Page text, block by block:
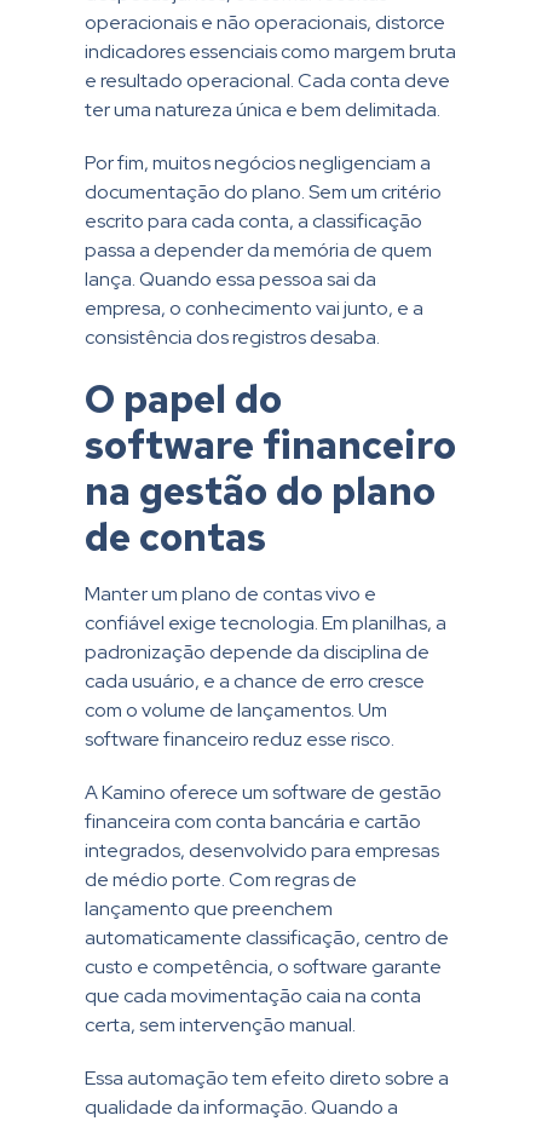
operacionais e não operacionais, distorce
indicadores essenciais como margem bruta
e resultado operacional. Cada conta deve
ter uma natureza única e bem delimitada.
Por fim, muitos negócios negligenciam a
documentação do plano. Sem um critério
escrito para cada conta, a classificação
passa a depender da memória de quem
lança. Quando essa pessoa sai da
empresa, o conhecimento vai junto, e a
consistência dos registros desaba.
O papel do
software financeiro
na gestão do plano
de contas
Manter um plano de contas vivo e
confiável exige tecnologia. Em planilhas, a
padronização depende da disciplina de
cada usuário, e a chance de erro cresce
com o volume de lançamentos. Um
software financeiro reduz esse risco.
A Kamino oferece um software de gestão
financeira com conta bancária e cartão
integrados, desenvolvido para empresas
de médio porte. Com regras de
lançamento que preenchem
automaticamente classificação, centro de
custo e competência, o software garante
que cada movimentação caia na conta
certa, sem intervenção manual.
Essa automação tem efeito direto sobre a
qualidade da informação. Quando a